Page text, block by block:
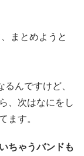
まとめようと
んですけど、
、次はなにをし
ます。
ちゃうバンドも